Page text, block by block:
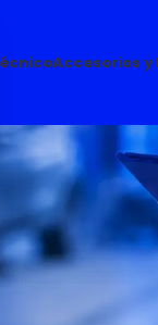
Accesorios y